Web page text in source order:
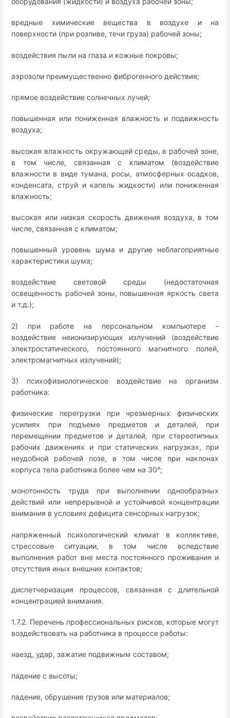
вредные химические вещества в воздухе и на
поверхности (при розливе, течи груза) рабочей зоны;
воздействия пыли на глаза и кожные покровы;
аэрозоли преимущественно фиброгенного действия;
прямое воздействие солнечных лучей;
повышенная или пониженная влажность и подвижность
воздуха;
высокая влажность окружающей среды, в рабочей зоне,
в том числе, связанная с климатом (воздействие
влажности в виде тумана, росы, атмосферных осадков,
конденсата, струй и капель жидкости) или пониженная
влажность;
высокая или низкая скорость движения воздуха, в том
числе, связанная с климатом;
повышенный уровень шума и другие неблагоприятные
характеристики шума;
воздействие световой среды (недостаточная
освещенность рабочей зоны, повышенная яркость света
и т.д.);
2) при работе на персональном компьютере -
воздействие неионизирующих излучений (воздействие
электростатического, постоянного магнитного полей,
электромагнитных излучений);
3) психофизиологическое воздействие на организм
работника:
физические перегрузки при чрезмерных физических
усилиях при подъеме предметов и деталей, при
перемещении предметов и деталей, при стереотипных
рабочих движениях и при статических нагрузках, при
неудобной рабочей позе, в том числе при наклонах
корпуса тела работника более чем на 30°;
монотонность труда при выполнении однообразных
действий или непрерывной и устойчивой концентрации
внимания в условиях дефицита сенсорных нагрузок;
напряженный психологический климат в коллективе,
стрессовые ситуации, в том числе вследствие
выполнения работ вне места постоянного проживания и
отсутствия иных внешних контактов;
диспетчеризация процессов, связанная с длительной
концентрацией внимания.
1.7.2. Перечень профессиональных рисков, которые могут
воздействовать на работника в процессе работы:
наезд, удар, зажатие подвижным составом;
падение с высоты;
падение, обрушение грузов или материалов;